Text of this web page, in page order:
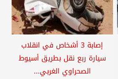
إصابة 3 أشخاص في انقلاب
سيارة ربع نقل بطريق أسيوط
الصحراوي الغربي...